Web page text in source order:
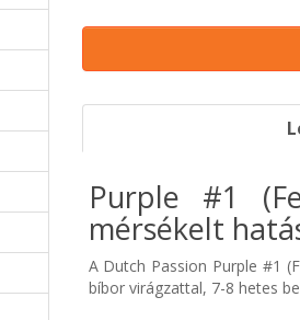
Purple #1
mérsékelt
A Dutch Passion Purple #1
bíbor virágzattal, 7-8 hetes